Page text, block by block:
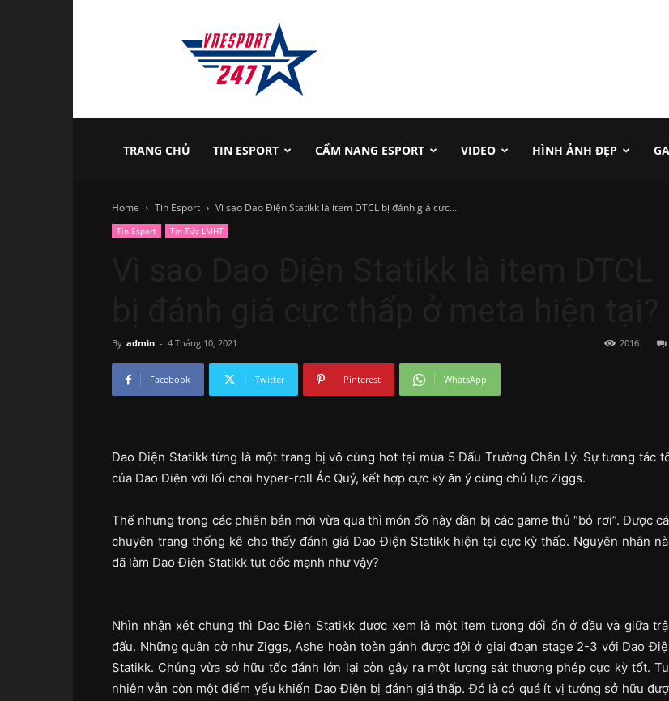
vnesport247
TRANG CHỦ TIN ESPORT CẨM NANG ESPORT VIDEO HÌNH ẢNH ĐẸP
Home Tin Esport Vì sao Dao Điện Statikk là item DTCL bị đánh giá cực...
Tin Esport Tin Tức LMHT
By admin - 4 Tháng 10, 2021 2016
Facebook Twitter Pinterest WhatsApp
Dao Điện Statikk từng là một trang bị vô cùng hot tại mùa 5 Đấu Trường Chân Lý. Sự tương tác
của Dao Điện với lối chơi hyper-roll Ác Quỷ, kết hợp cực kỳ ăn ý cùng chủ lực Ziggs.
Thế nhưng trong các phiên bản mới vừa qua thì món đồ này dần bị các game thủ “bỏ rơi”. Được
chuyên trang thống kê cho thấy đánh giá Dao Điện Statikk hiện tại cực kỳ thấp. Nguyên nhân
đã làm Dao Điện Statikk tụt dốc mạnh như vậy?
Nhìn nhận xét chung thì Dao Điện Statikk được xem là một item tương đối ổn ở đầu và giữa
đấu. Những quân cờ như Ziggs, Ashe hoàn toàn gánh được đội ở giai đoạn stage 2-3 với Dao
Statikk. Chúng vừa sở hữu tốc đánh lớn lại còn gây ra một lượng sát thương phép cực kỳ tốt.
nhiên vẫn còn một điểm yếu khiến Dao Điện bị đánh giá thấp. Đó là có quá ít vị tướng sở hữu